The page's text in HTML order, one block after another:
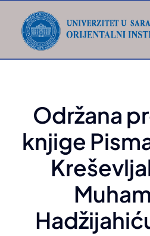
content
Održana
knjige